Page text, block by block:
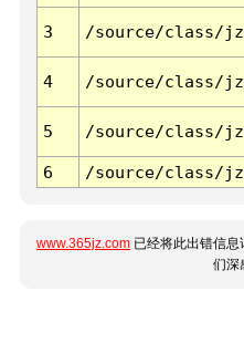
3 /source/class/
4 /source/class/
5 /source/class/
6 /source/class/
www.365jz.com 已经将此出错信
们深